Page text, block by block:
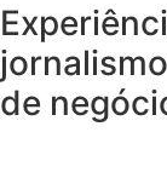
de